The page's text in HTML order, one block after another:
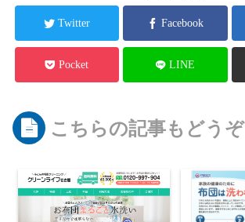
Twitter Facebook
Pocket LINE
こちらの記事もどうぞ